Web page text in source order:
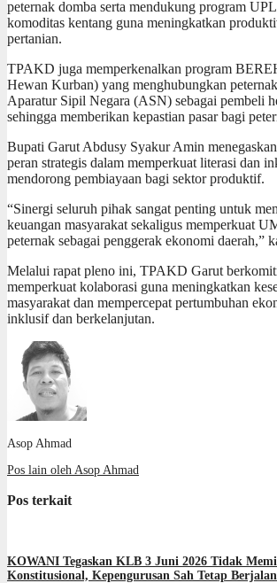
peternak domba serta mendukung program
komoditas kentang guna meningkatkan
pertanian.
TPAKD juga memperkenalkan program
Hewan Kurban) yang menghubungkan
Aparatur Sipil Negara (ASN) sebagai pembeli
sehingga memberikan kepastian pasar bagi
Bupati Garut Abdusy Syakur Amin
peran strategis dalam memperkuat literasi dan
mendorong pembiayaan bagi sektor produktif.
“Sinergi seluruh pihak sangat penting untuk
keuangan masyarakat sekaligus memperkuat
peternak sebagai penggerak ekonomi daerah,”
Melalui rapat pleno ini, TPAKD Garut
memperkuat kolaborasi guna meningkatkan
masyarakat dan mempercepat pertumbuhan
inklusif dan berkelanjutan.
Asop Ahmad
Pos lain oleh Asop Ahmad
Pos terkait
KOWANI Tegaskan KLB 3 Juni 2026 Tidak
Konstitusional, Kepengurusan Sah Tetap Berjalan